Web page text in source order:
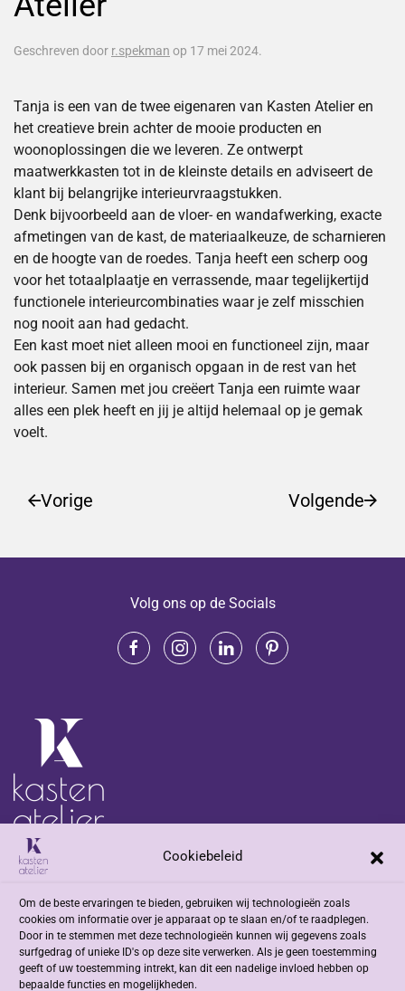
Cookiebeleid
Om de beste ervaringen te bieden, gebruiken wij technologieën zoals
cookies om informatie over je apparaat op te slaan en/of te raadplegen.
Door in te stemmen met deze technologieën kunnen wij gegevens zoals
surfgedrag of unieke ID's op deze site verwerken. Als je geen toestemming
geeft of uw toestemming intrekt, kan dit een nadelige invloed hebben op
bepaalde functies en mogelijkheden.
Geschreven door r.spekman op 17 mei 2024.
Tanja is een van de twee eigenaren van Kasten Atelier en
het creatieve brein achter de mooie producten en
woonoplossingen die we leveren. Ze ontwerpt
maatwerkkasten tot in de kleinste details en adviseert de
klant bij belangrijke interieurvraagstukken.
Denk bijvoorbeeld aan de vloer- en wandafwerking, exacte
afmetingen van de kast, de materiaalkeuze, de scharnieren
en de hoogte van de roedes. Tanja heeft een scherp oog
voor het totaalplaatje en verrassende, maar tegelijkertijd
functionele interieurcombinaties waar je zelf misschien
nog nooit aan had gedacht.
Een kast moet niet alleen mooi en functioneel zijn, maar
ook passen bij en organisch opgaan in de rest van het
interieur. Samen met jou creëert Tanja een ruimte waar
alles een plek heeft en jij je altijd helemaal op je gemak
voelt.
Vorige Volgende
Volg ons op de Socials
Adres
Jacob Romenweg 2
6042 EZ Roermond
Contact